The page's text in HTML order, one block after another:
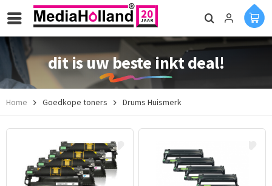
dit is uw beste inkt deal!
Home Goedkope toners Drums Huismerk